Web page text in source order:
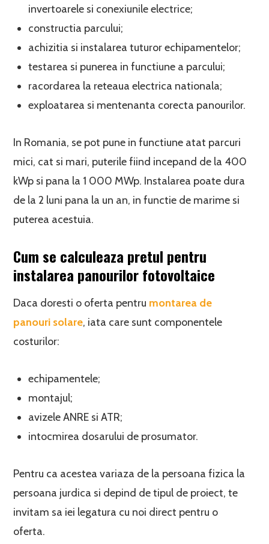
invertoarele si conexiunile electrice;
constructia parcului;
achizitia si instalarea tuturor echipamentelor;
testarea si punerea in functiune a parcului;
racordarea la reteaua electrica nationala;
exploatarea si mentenanta corecta panourilor.
In Romania, se pot pune in functiune atat parcuri
mici, cat si mari, puterile fiind incepand de la 400
kWp si pana la 1 000 MWp. Instalarea poate dura
de la 2 luni pana la un an, in functie de marime si
puterea acestuia.
Cum se calculeaza pretul pentru
instalarea panourilor fotovoltaice
Daca doresti o oferta pentru montarea de
panouri solare, iata care sunt componentele
costurilor:
echipamentele;
montajul;
avizele ANRE si ATR;
intocmirea dosarului de prosumator.
Pentru ca acestea variaza de la persoana fizica la
persoana jurdica si depind de tipul de proiect, te
invitam sa iei legatura cu noi direct pentru o
oferta.